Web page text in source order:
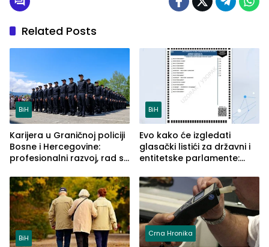
Related Posts
BiH
Karijera u Graničnoj policiji
Bosne i Hercegovine:
profesionalni razvoj, rad sa
služba građanima
BiH
Evo kako će izgledati
glasački listići za državni i
entitetske parlamente:
vidljive na njima
BiH Crna Hronika